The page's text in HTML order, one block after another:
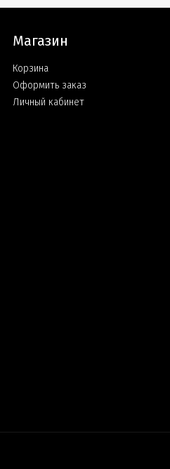
Магазин
Корзина
Оформить заказ
Личный кабинет